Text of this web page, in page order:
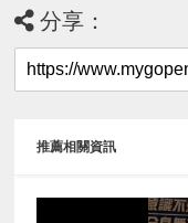
分享：
推薦相關資訊